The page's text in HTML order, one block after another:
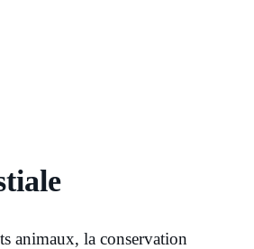
animaux, la conservation